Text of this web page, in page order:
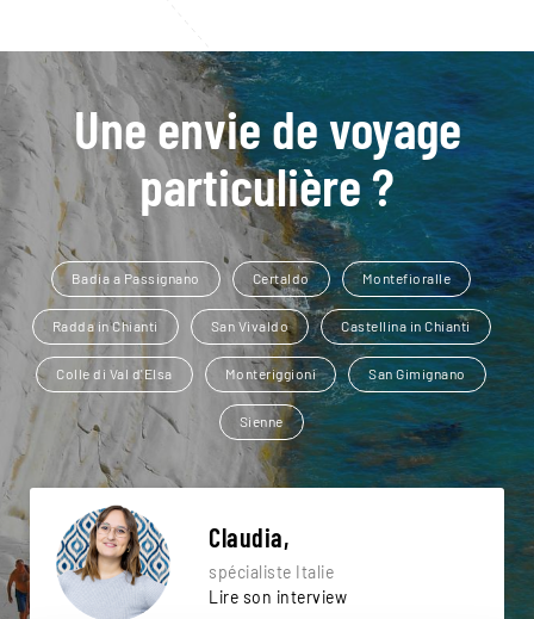
Une envie de voyage
particulière ?
Badia a Passignano Certaldo Montefioralle
Radda in Chianti San Vivaldo Castellina in Chianti
Colle di Val d'Elsa Monteriggioni San Gimignano
Sienne
Claudia,
spécialiste Italie
Lire son interview